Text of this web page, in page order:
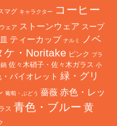
マグ キャラクター
コーヒー
ェア ストーンウェア スープ
ティーカップ ナルミ
ノベ
ケ・Noritake ピンク プラ
佐々木硝子・佐々木ガラス 小
バイオレット 緑・グリ
葡萄・ぶどう 薔薇 赤色・レッ
ス 青色・ブルー 黄